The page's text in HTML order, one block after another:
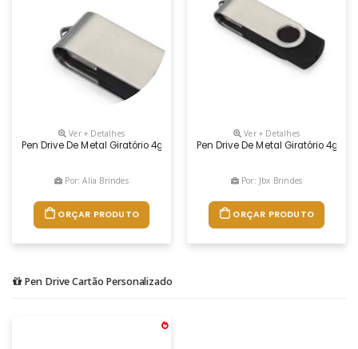
Ver + Detalhes
Pen Drive De Metal Giratório 4gb/8gb/16gb/32gb, Parte Interna Preta
Por: Alia Brindes
ORÇAR PRODUTO
Ver + Detalhes
Pen Drive De Metal Giratório 4gb/
Por: Jbx Brindes
ORÇAR PRODUTO
Pen Drive Cartão Personalizado